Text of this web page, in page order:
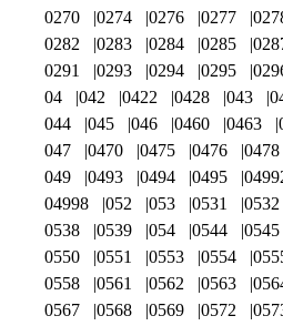
0270
0274 0276 0277
0282
0283 0284 0285
0291
0293 0294 0295
04
042 0422 0428 043
044
045 046 0460 0463
047
0470 0475 0476 0478
049
0493 0494 0495
04998
052 053 0531 0532
0538
0539 054 0544 0545
0550
0551 0553 0554
0558
0561 0562 0563
0567
0568 0569 0572